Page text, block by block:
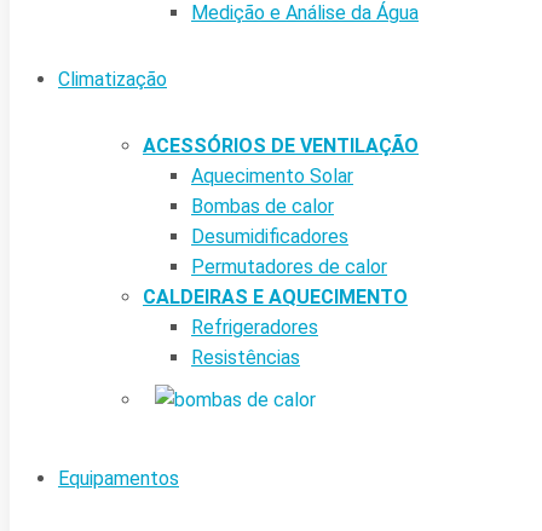
Medição e Análise da Água
Climatização
ACESSÓRIOS DE VENTILAÇÃO
Aquecimento Solar
Bombas de calor
Desumidificadores
Permutadores de calor
CALDEIRAS E AQUECIMENTO
Refrigeradores
Resistências
Equipamentos